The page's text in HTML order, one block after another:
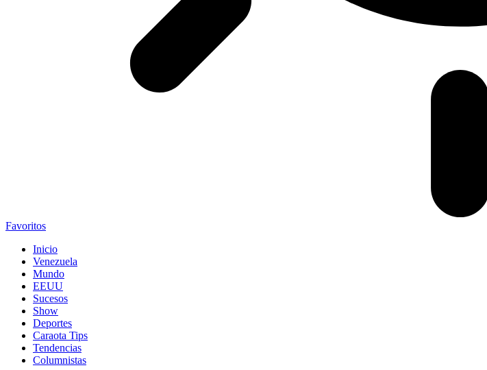
Favoritos
Inicio
Venezuela
Mundo
EEUU
Sucesos
Show
Deportes
Caraota Tips
Tendencias
Columnistas